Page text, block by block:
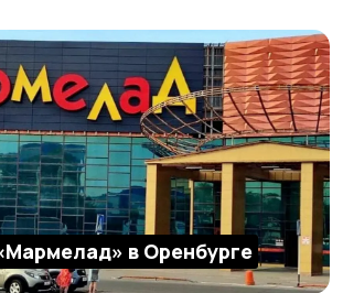
в Оренбурге